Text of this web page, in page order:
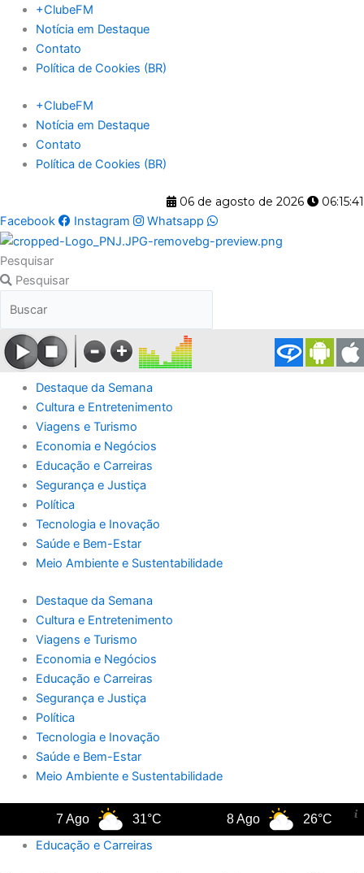
para
conteúdo
+ClubeFM
Notícia em Destaque
Contato
Política de Cookies (BR)
+ClubeFM
Notícia em Destaque
Contato
Política de Cookies (BR)
06 de agosto de 2026
06:15:41
Facebook
Instagram Whatsapp
Pesquisar
Pesquisar
Destaque da Semana
Cultura e Entretenimento
Viagens e Turismo
Economia e Negócios
Educação e Carreiras
Segurança e Justiça
Política
Tecnologia e Inovação
Saúde e Bem-Estar
Meio Ambiente e Sustentabilidade
Destaque da Semana
Cultura e Entretenimento
Viagens e Turismo
Economia e Negócios
Educação e Carreiras
Segurança e Justiça
Política
Tecnologia e Inovação
Saúde e Bem-Estar
Meio Ambiente e Sustentabilidade
7 Ago 31°C 8 Ago 26°C
Educação e Carreiras